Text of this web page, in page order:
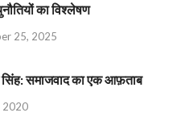
का विश्लेषण
25, 2025
सिंह: समाजवाद का एक आफ़ताब
2020